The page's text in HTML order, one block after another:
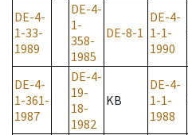
DE-4-
1-33-
1989
DE-4-
1-
358-
1985
DE-8-1
DE-4-
1-1-
1990
DE-4-
1-361-
1987
DE-4-
19-
18-
1982
KB
DE-4-
1-1-
1988